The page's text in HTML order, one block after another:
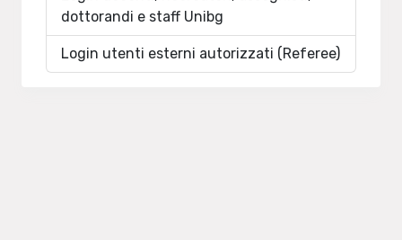
dottorandi e staff Unibg
Login utenti esterni autorizzati (Referee)